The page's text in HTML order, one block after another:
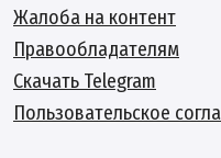
Жалоба на контент
Правообладателям
Скачать Telegram
Пользовательское